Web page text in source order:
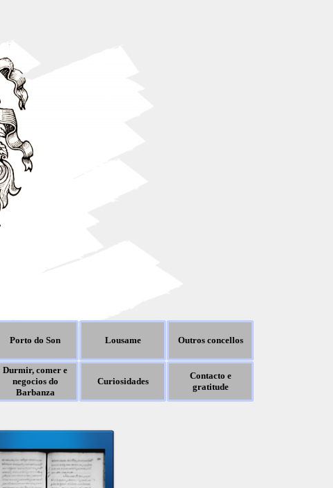
Porto do Son Lousame Outros concellos
Durmir, comer e
negocios do
Barbanza
Curiosidades
Contacto e
gratitude